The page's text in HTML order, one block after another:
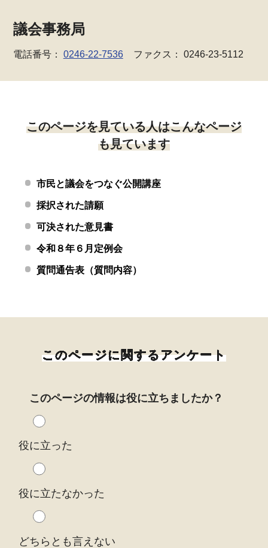
議会事務局
電話番号： 0246-22-7536 ファクス： 0246-23-5112
このページを見ている人はこんなページ
も見ています
市民と議会をつなぐ公開講座
採択された請願
可決された意見書
令和８年６月定例会
質問通告表（質問内容）
このページに関するアンケート
このページの情報は役に立ちましたか？
役に立った
役に立たなかった
どちらとも言えない